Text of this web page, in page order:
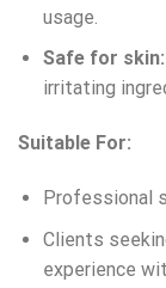
usage.
Safe for skin:
irritating
Suitable For:
Professional
Clients
experience